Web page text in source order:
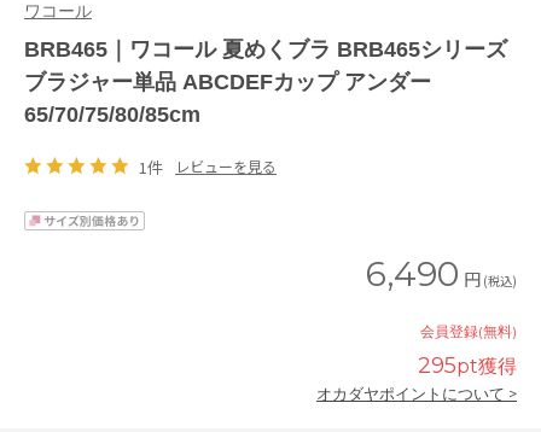
ワコール
BRB465｜ワコール 夏めくブラ BRB465シリーズ
ブラジャー単品 ABCDEFカップ アンダー
65/70/75/80/85cm
1件 レビューを見る
6,490 円 (税込)
会員登録(無料)
295pt獲得
オカダヤポイントについて >